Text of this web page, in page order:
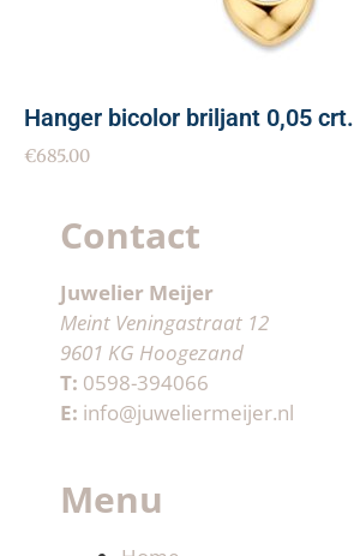
Hanger bicolor briljant 0,05 crt.
€685.00
Contact
Juwelier Meijer
Meint Veningastraat 12
9601 KG Hoogezand
T: 0598-394066
E: info@juweliermeijer.nl
Menu